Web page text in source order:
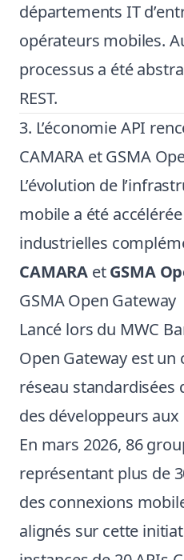
départements IT
opérateurs mobiles.
processus a été
REST.
3. L’économie API
CAMARA et GSMA
L’évolution de
mobile a été
industrielles
CAMARA etGSMA
GSMA Open Gateway
Lancé lors du MWC
Open Gateway est un
réseau standardisées
des développeurs
En mars 2026, 86
représentant plus de
des connexions
alignés sur cette